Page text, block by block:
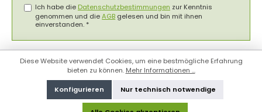
Ich habe die Datenschutzbestimmungen zur Kenntnis
genommen und dieAGB gelesen und bin mit ihnen
einverstanden. *
Diese Website verwendet Cookies, um eine bestmögliche Erfahrung
bieten zu können. Mehr Informationen ...
Nur technisch notwendige
Konfigurieren